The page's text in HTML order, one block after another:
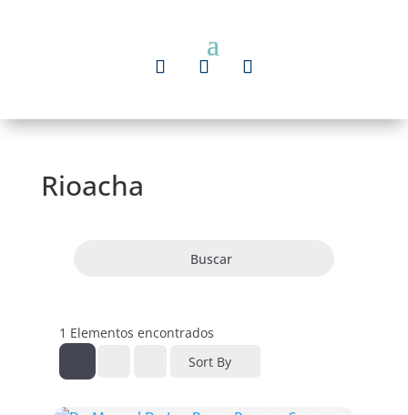
Rioacha
Buscar
1 Elementos encontrados
Sort By